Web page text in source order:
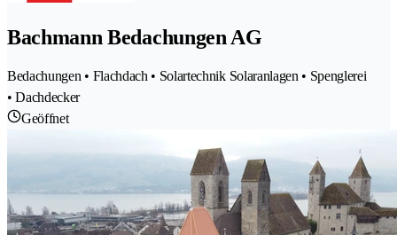
Bachmann Bedachungen AG
Bedachungen • Flachdach • Solartechnik Solaranlagen • Spenglerei
• Dachdecker
Geöffnet